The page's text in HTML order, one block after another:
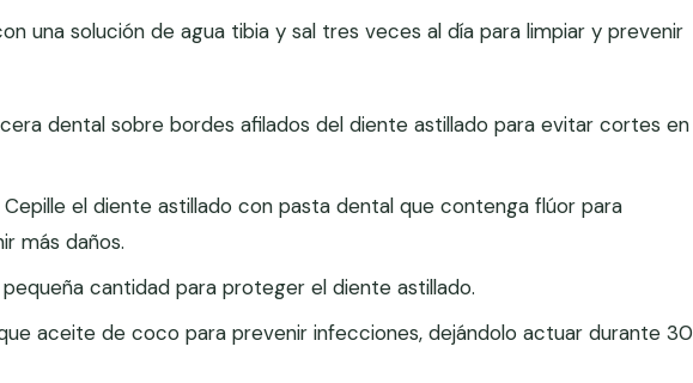
una solución de agua tibia y sal tres veces al día para limpiar y prevenir
dental sobre bordes afilados del diente astillado para evitar cortes en
el diente astillado con pasta dental que contenga flúor para
más daños.
pequeña cantidad para proteger el diente astillado.
aceite de coco para prevenir infecciones, dejándolo actuar durante 30